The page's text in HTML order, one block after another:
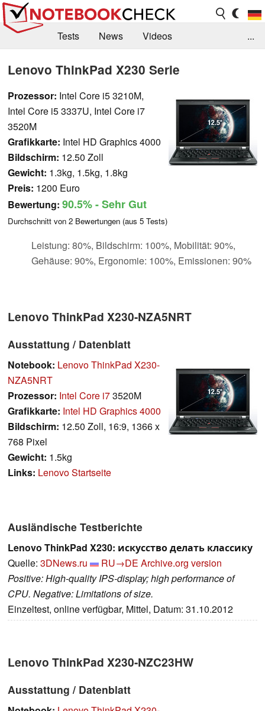
Tests News
Videos
Forum
...
Lenovo ThinkPad X230 Serie
Prozessor: Intel Core i5 3210M,
Intel Core i5 3337U, Intel Core i7
3520M
Grafikkarte: Intel HD Graphics 4000
Bildschirm: 12.50 Zoll
Gewicht: 1.3kg, 1.5kg, 1.8kg
Preis: 1200 Euro
Bewertung: 90.5%- Sehr Gut
Durchschnitt von 2 Bewertungen (aus 5 Tests)
Leistung: 80%, Bildschirm: 100%, Mobilität: 90%,
Gehäuse: 90%, Ergonomie: 100%, Emissionen: 90%
Lenovo ThinkPad X230-NZA5NRT
Ausstattung / Datenblatt
Notebook: Lenovo ThinkPad X230-
NZA5NRT
Prozessor: Intel Core i73520M
Grafikkarte: Intel HD Graphics 4000
Bildschirm: 12.50 Zoll, 16:9, 1366 x
768 Pixel
Gewicht: 1.5kg
Links: Lenovo Startseite
Ausländische Testberichte
Lenovo ThinkPad X230: искусство делать классику
Quelle: 3DNews.ru RU→DE Archive.org version
Positive: High-quality IPS-display; high performance of
CPU. Negative: Limitations of size.
Einzeltest, online verfügbar, Mittel, Datum: 31.10.2012
Lenovo ThinkPad X230-NZC23HW
Ausstattung / Datenblatt